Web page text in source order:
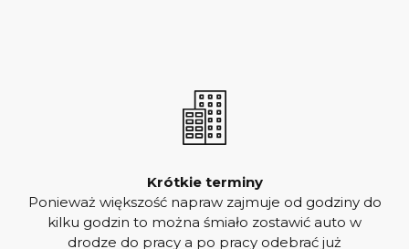
Krótkie terminy
Ponieważ większość napraw zajmuje od godziny do
kilku godzin to można śmiało zostawić auto w
drodze do pracy a po pracy odebrać już